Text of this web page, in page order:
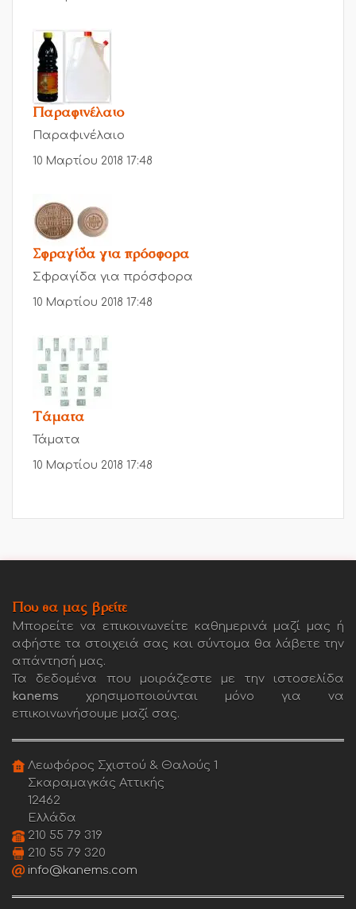
Παραφινέλαιο
Παραφινέλαιο
10 Μαρτίου 2018 17:48
Σφραγίδα για πρόσφορα
Σφραγίδα για πρόσφορα
10 Μαρτίου 2018 17:48
Τάματα
Τάματα
10 Μαρτίου 2018 17:48
Που θα μας βρείτε
Μπορείτε να επικοινωνείτε καθημερινά μαζί μας ή
αφήστε τα στοιχειά σας και σύντομα θα λάβετε την
απάντησή μας.
Τα δεδομένα που μοιράζεστε με την ιστοσελίδα
kanems χρησιμοποιούνται μόνο για να
επικοινωνήσουμε μαζί σας.
Λεωφόρος Σχιστού & Θαλούς 1
Σκαραμαγκάς Αττικής
12462
Ελλάδα
210 55 79 319
210 55 79 320
info@kanems.com